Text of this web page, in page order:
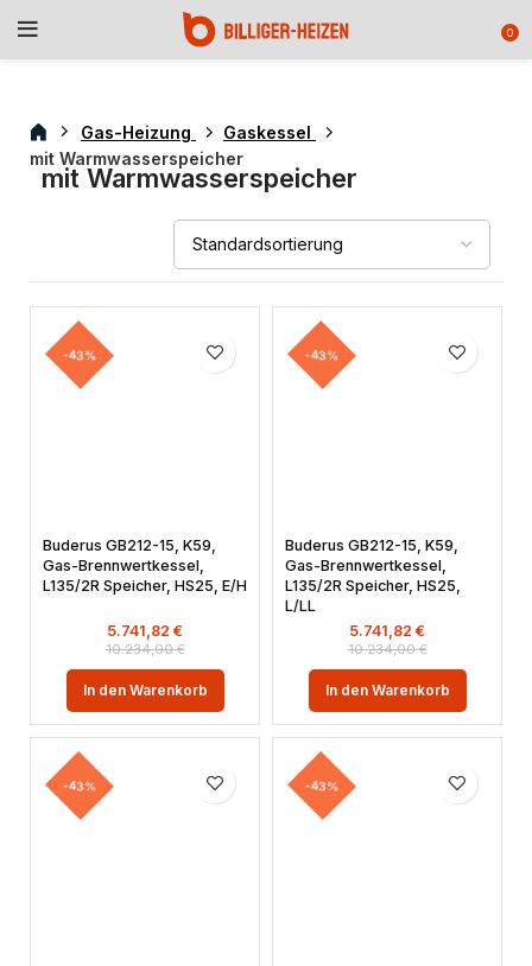
0
Gas-Heizung
Gaskessel
mit Warmwasserspeicher
mit Warmwasserspeicher
-43%
Buderus GB212-15, K59,
Gas-Brennwertkessel,
L135/2R Speicher, HS25, E/H
10.234,00€
5.741,82 €
In den Warenkorb
-43%
Buderus GB212-15, K59,
Gas-Brennwertkessel,
L135/2R Speicher, HS25,
L/LL
10.234,00€
5.741,82 €
In den Warenkorb
-43% -43%